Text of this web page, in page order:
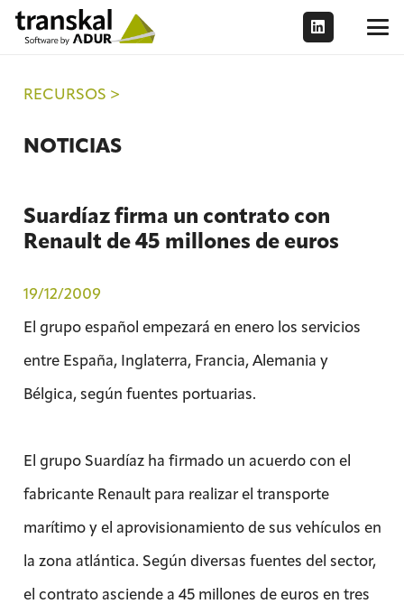
RECURSOS >
NOTICIAS
Suardíaz firma un contrato con
Renault de 45 millones de euros
19/12/2009
El grupo español empezará en enero los servicios
entre España, Inglaterra, Francia, Alemania y
Bélgica, según fuentes portuarias.
El grupo Suardíaz ha firmado un acuerdo con el
fabricante Renault para realizar el transporte
marítimo y el aprovisionamiento de sus vehículos en
la zona atlántica. Según diversas fuentes del sector,
el contrato asciende a 45 millones de euros en tres